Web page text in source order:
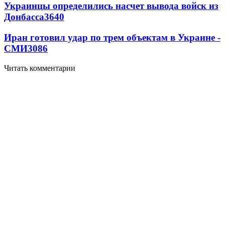
Украинцы определились насчет вывода войск из
Донбасса3640
Иран готовил удар по трем объектам в Украине -
СМИ3086
Читать комментарии